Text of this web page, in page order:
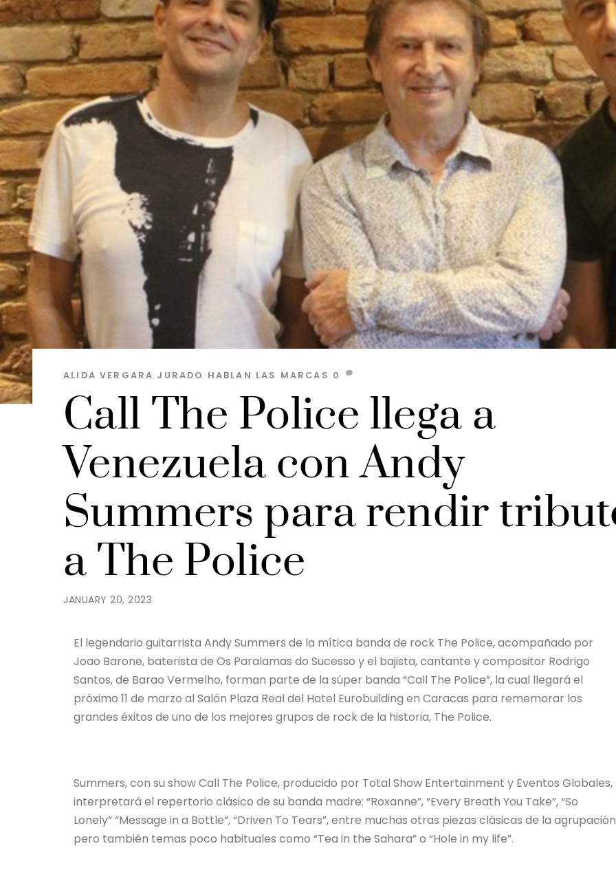
JANUARY 20, 2023
Call The Police llega a
Venezuela con Andy
Summers para rendir
a The Police
ALIDA VERGARA JURADO HABLAN LAS MARCAS 0
El legendario guitarrista Andy Summers de la mítica banda de rock The Police, acompañado por
Joao Barone, baterista de Os Paralamas do Sucesso y el bajista, cantante y compositor Rodrigo
Santos, de Barao Vermelho, forman parte de la súper banda “Call The Police”, la cual llegará el
próximo 11 de marzo al Salón Plaza Real del Hotel Eurobuilding en Caracas para rememorar los
grandes éxitos de uno de los mejores grupos de rock de la historia, The Police.
Summers, con su show Call The Police, producido por Total Show Entertainment y Eventos Globales,
interpretará el repertorio clásico de su banda madre: “Roxanne”, “Every Breath You Take”, “So
Lonely” “Message in a Bottle”, “Driven To Tears”, entre muchas otras piezas clásicas de la
pero también temas poco habituales como “Tea in the Sahara” o “Hole in my life”.